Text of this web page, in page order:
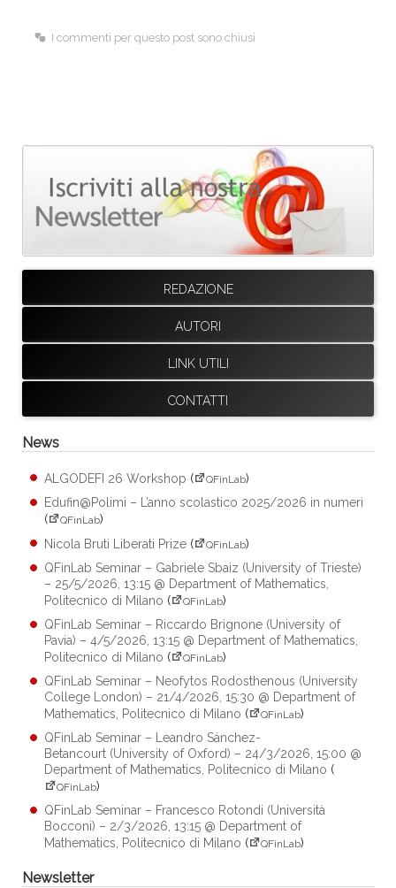
I commenti per questo post sono chiusi
REDAZIONE
AUTORI
LINK UTILI
CONTATTI
News
ALGODEFI 26 Workshop ( QFinLab)
Edufin@Polimi – L’anno scolastico 2025/2026 in numeri
(
QFinLab)
Nicola Bruti Liberati Prize ( QFinLab)
QFinLab Seminar – Gabriele Sbaiz (University of Trieste)
– 25/5/2026, 13:15 @ Department of Mathematics,
Politecnico di Milano ( QFinLab)
QFinLab Seminar – Riccardo Brignone (University of
Pavia) – 4/5/2026, 13:15 @ Department of Mathematics,
Politecnico di Milano ( QFinLab)
QFinLab Seminar – Neofytos Rodosthenous (University
College London) – 21/4/2026, 15:30 @ Department of
Mathematics, Politecnico di Milano ( QFinLab)
QFinLab Seminar – Leandro Sánchez-
Betancourt (University of Oxford) – 24/3/2026, 15:00 @
Department of Mathematics, Politecnico di Milano (
QFinLab)
QFinLab Seminar – Francesco Rotondi (Università
Bocconi) – 2/3/2026, 13:15 @ Department of
Mathematics, Politecnico di Milano ( QFinLab)
Newsletter